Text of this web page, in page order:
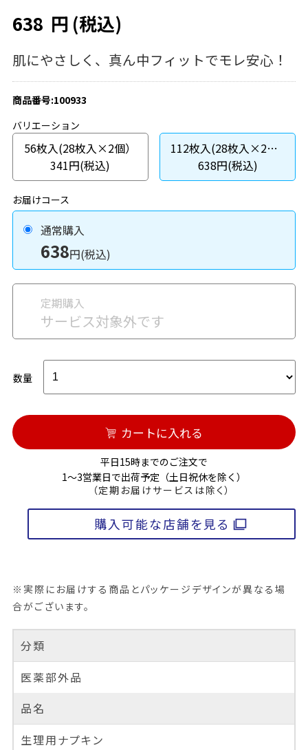
638 円 (税込)
肌にやさしく、真ん中フィットでモレ安心！
商品番号:100933
バリエーション
56枚入(28枚入×2個）
341円(税込)
112枚入(28枚入×2個×2セット）
638円(税込)
お届けコース
通常購入
638円(税込)
定期購入
サービス対象外です
数量
カートに入れる
平日15時までのご注文で
1～3営業日で出荷予定（土日祝休を除く）
（定期お届けサービスは除く）
購入可能な店舗を見る
※実際にお届けする商品とパッケージデザインが異なる場
合がございます。
分類
医薬部外品
品名
生理用ナプキン